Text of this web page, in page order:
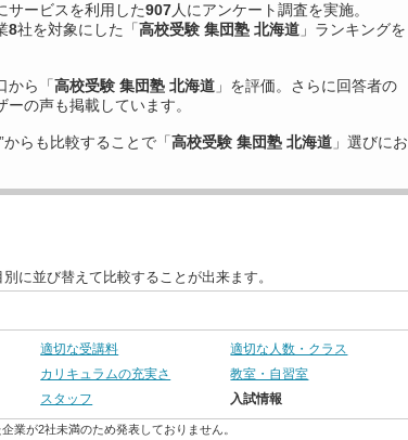
サービスを利用した907人にアンケート調査を実施。
8社を対象にした「高校受験 集団塾 北海道 」ランキングを
から「高校受験 集団塾 北海道 」を評価。さらに回答者の
の声も掲載しています。
らも比較することで「高校受験 集団塾 北海道 」選びにお
に並び替えて比較することが出来ます。
適切な受講料
適切な人数・クラス
カリキュラムの充実さ
教室・自習室
スタッフ 入試情報
業が2社未満のため発表しておりません。